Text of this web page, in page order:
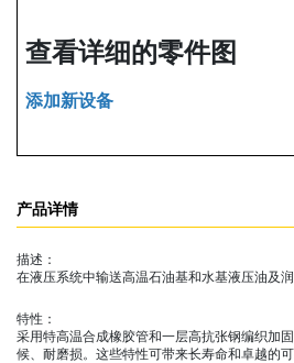
查看详细的零件图
添加新设备
产品详情
描述：
在液压系统中输送高温石油基和水基液压油及润
特性：
采用特高温合成橡胶管和一层高抗张钢编织加
候、耐磨损。这些特性可带来长寿命和卓越的可